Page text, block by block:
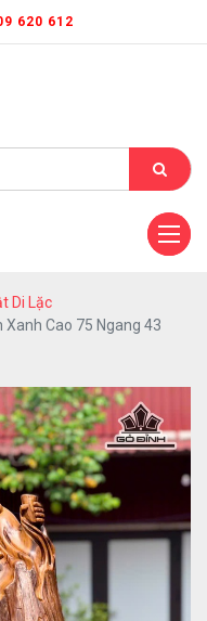
620 612
Di Lặc
Xanh Cao 75 Ngang 43